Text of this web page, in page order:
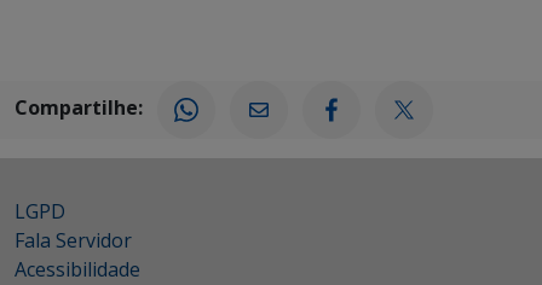
Compartilhe:
LGPD
Fala Servidor
Acessibilidade